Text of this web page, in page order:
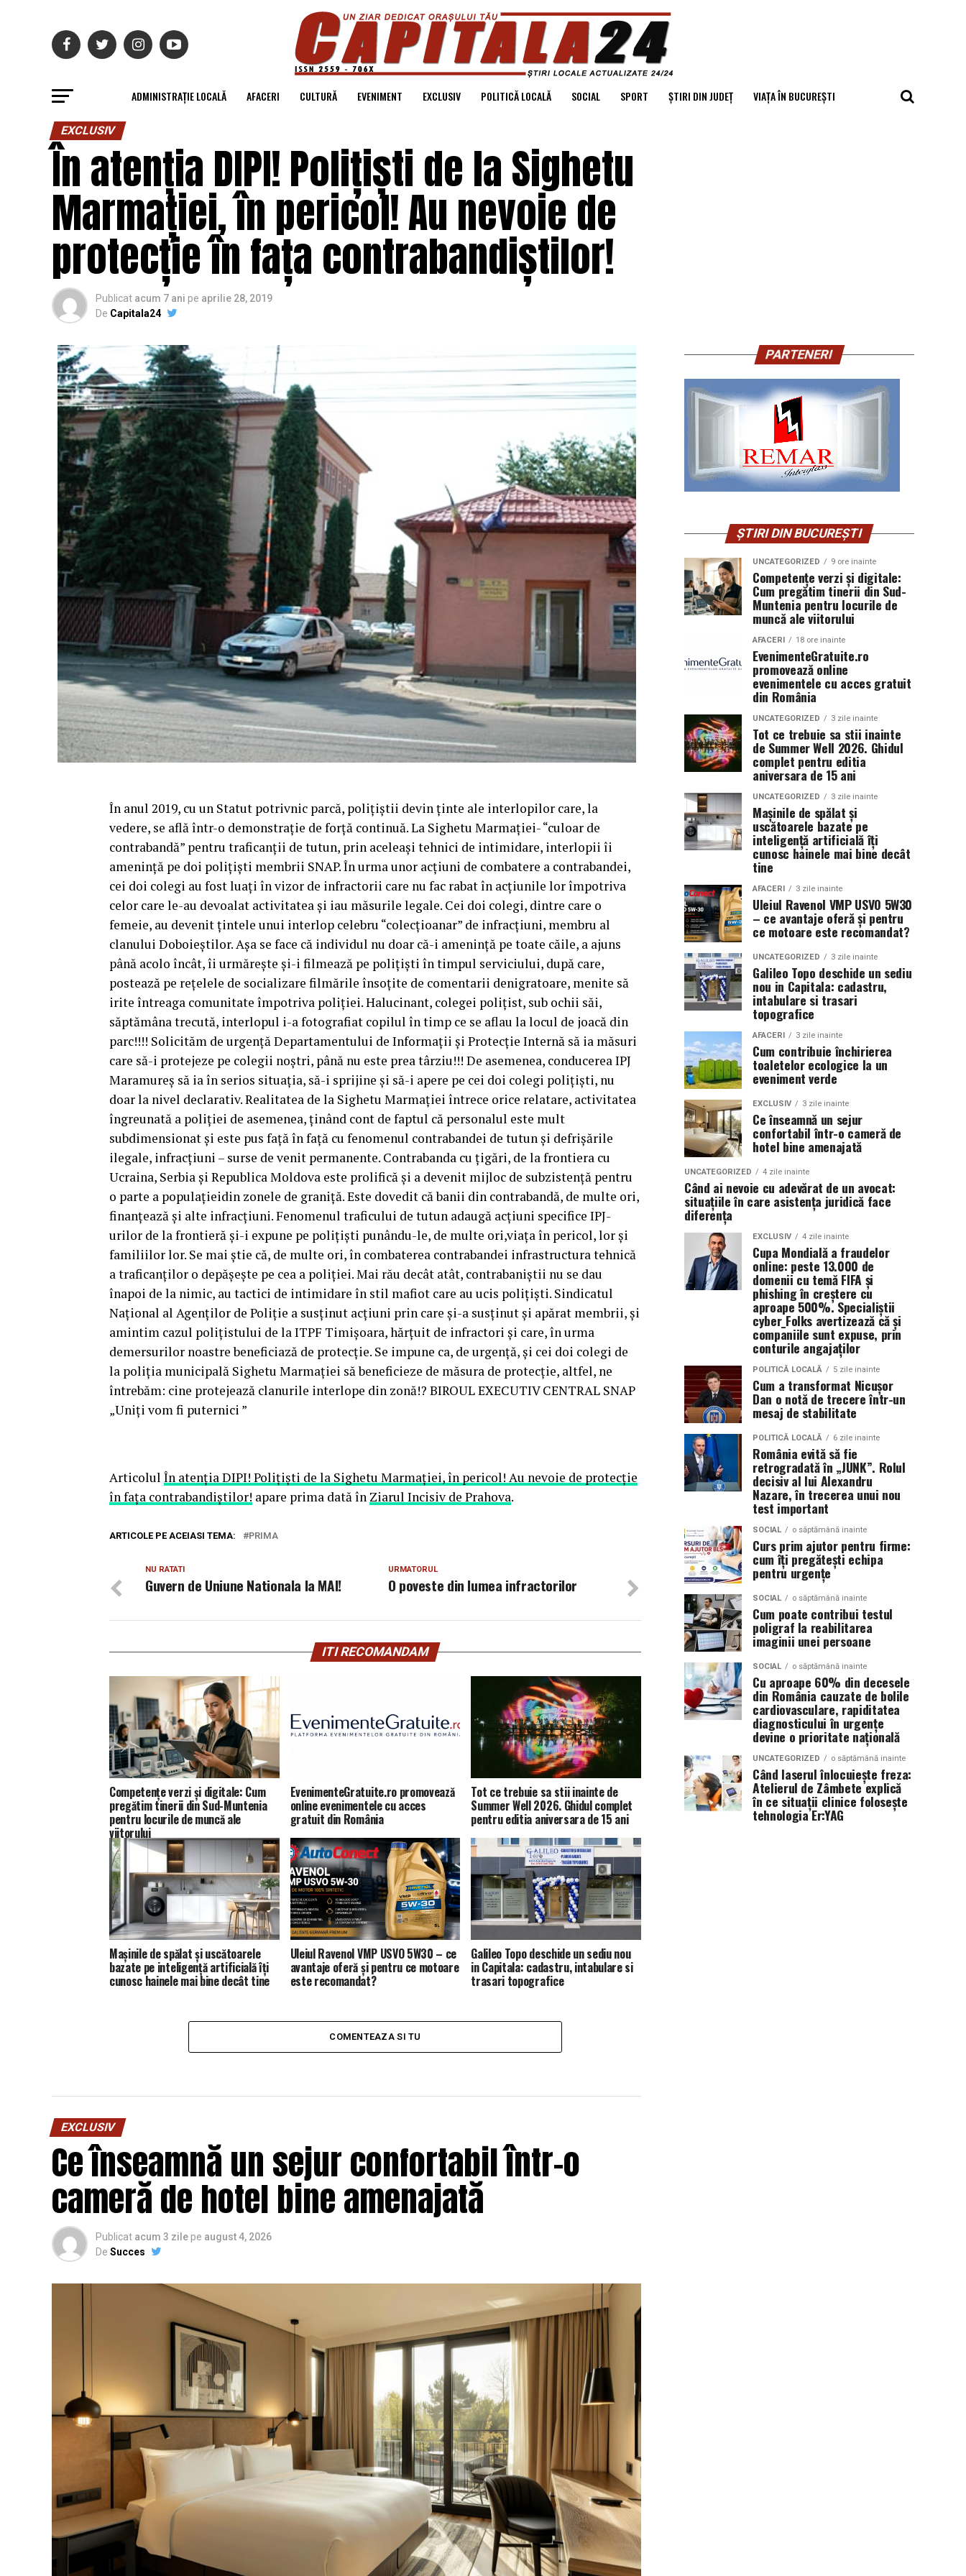
ADMINISTRAȚIE LOCALĂ AFACERI CULTURĂ EVENIMENT EXCLUSIV POLITICĂ LOCALĂ SOCIAL SPORT ȘTIRI DIN JUDEȚ VIAȚA ÎN BUCUREȘTI
EXCLUSIV
În atenția DIPI! Polițiști de la Sighetu
Marmației, în pericol! Au nevoie de
protecție în fața contrabandiștilor!
Publicat acum 7 ani pe aprilie 28, 2019
De Capitala24
În anul 2019, cu un Statut potrivnic parcă, polițiștii devin ținte ale interlopilor care, la
vedere, se află într-o demonstrație de forță continuă. La Sighetu Marmației- “culoar de
contrabandă” pentru traficanții de tutun, prin aceleași tehnici de intimidare, interlopii îi
amenință pe doi polițiști membrii SNAP. În urma unor acțiuni de combatere a contrabandei,
cei doi colegi au fost luați în vizor de infractorii care nu fac rabat în acțiunile lor împotriva
celor care le-au devoalat activitatea și iau măsurile legale. Cei doi colegi, dintre care o
femeie, au devenit țintele unui interlop celebru “colecțioanar” de infracțiuni, membru al
clanului Doboieștilor. Așa se face că individul nu doar că-i amenință pe toate căile, a ajuns
până acolo încât, îi urmărește și-i filmează pe polițiști în timpul serviciului, după care,
postează pe rețelele de socializare filmările însoțite de comentarii denigratoare, menite să
irite întreaga comunitate împotriva poliției. Halucinant, colegei polițist, sub ochii săi,
săptămâna trecută, interlopul i-a fotografiat copilul în timp ce se aflau la locul de joacă din
parc!!!! Solicităm de urgență Departamentului de Informații și Protecție Internă să ia măsuri
care să-i protejeze pe colegii noștri, până nu este prea târziu!!! De asemenea, conducerea IPJ
Maramureș să ia în serios situația, să-i sprijine și să-i apere pe cei doi colegi polițiști, nu
doar la nivel declarativ. Realitatea de la Sighetu Marmației întrece orice relatare, activitatea
îngreunată a poliției de asemenea, ținând cont de faptul că personalul este mult
subdimensionat și este pus față în față cu fenomenul contrabandei de tutun și defrișările
ilegale, infracțiuni – surse de venit permanente. Contrabanda cu țigări, de la frontiera cu
Ucraina, Serbia și Republica Moldova este prolifică și a devenit mijloc de subzistență pentru
o parte a populațieidin zonele de graniță. Este dovedit că banii din contrabandă, de multe ori,
finanțează și alte infracțiuni. Fenomenul traficului de tutun adaugă acțiuni specifice IPJ-
urilor de la frontieră și-i expune pe polițiști punându-le, de multe ori,viața în pericol, lor și
familiilor lor. Se mai știe că, de multe ori, în combaterea contrabandei infrastructura tehnică
a traficanților o depășește pe cea a poliției. Mai rău decât atât, contrabaniștii nu se dau
înapoi de la nimic, au tactici de intimidare în stil mafiot care au ucis polițiști. Sindicatul
Național al Agenților de Poliție a susținut acțiuni prin care și-a susținut și apărat membrii, și
amintim cazul polițistului de la ITPF Timișoara, hărțuit de infractori și care, în urma
demersurilor noastre beneficiază de protecție. Se impune ca, de urgență, și cei doi colegi de
la poliția municipală Sighetu Marmației să beneficieze de măsura de protecție, altfel, ne
întrebăm: cine protejează clanurile interlope din zonă!? BIROUL EXECUTIV CENTRAL SNAP
„Uniți vom fi puternici ”
Articolul În atenția DIPI! Polițiști de la Sighetu Marmației, în pericol! Au nevoie de protecție
în fața contrabandiștilor! apare prima dată în Ziarul Incisiv de Prahova.
ARTICOLE PE ACEIASI TEMA: PRIMA
URMATORUL
O poveste din lumea infractorilor
NU RATATI
Guvern de Uniune Nationala la MAI!
ITI RECOMANDAM
Competențe verzi și digitale: Cum
pregătim tinerii din Sud-Muntenia
pentru locurile de muncă ale
viitorului
EvenimenteGratuite.ro promovează
online evenimentele cu acces
gratuit din România
Tot ce trebuie sa stii inainte de
Summer Well 2026. Ghidul complet
pentru editia aniversara de 15 ani
Mașinile de spălat și uscătoarele
bazate pe inteligență artificială îți
cunosc hainele mai bine decât tine
Uleiul Ravenol VMP USVO 5W30 – ce
avantaje oferă și pentru ce motoare
este recomandat?
Galileo Topo deschide un sediu nou
in Capitala: cadastru, intabulare si
trasari topografice
COMENTEAZA SI TU
EXCLUSIV
Ce înseamnă un sejur confortabil într-o
cameră de hotel bine amenajată
Publicat acum 3 zile pe august 4, 2026
De Succes
PARTENERI
ȘTIRI DIN BUCUREȘTI
UNCATEGORIZED 9 ore inainte
Competențe verzi și digitale:
Cum pregătim tinerii din Sud-
Muntenia pentru locurile de
muncă ale viitorului
AFACERI 18 ore inainte
EvenimenteGratuite.ro
promovează online
evenimentele cu acces gratuit
din România
UNCATEGORIZED 3 zile inainte
Tot ce trebuie sa stii inainte
de Summer Well 2026. Ghidul
complet pentru editia
aniversara de 15 ani
UNCATEGORIZED 3 zile inainte
Mașinile de spălat și
uscătoarele bazate pe
inteligență artificială îți
cunosc hainele mai bine decât
tine
AFACERI 3 zile inainte
Uleiul Ravenol VMP USVO 5W30
– ce avantaje oferă și pentru
ce motoare este recomandat?
UNCATEGORIZED 3 zile inainte
Galileo Topo deschide un sediu
nou in Capitala: cadastru,
intabulare si trasari
topografice
AFACERI 3 zile inainte
Cum contribuie închirierea
toaletelor ecologice la un
eveniment verde
EXCLUSIV 3 zile inainte
Ce înseamnă un sejur
confortabil într-o cameră de
hotel bine amenajată
UNCATEGORIZED 4 zile inainte
Când ai nevoie cu adevărat de un avocat:
situațiile în care asistența juridică face
diferența
EXCLUSIV 4 zile inainte
Cupa Mondială a fraudelor
online: peste 13.000 de
domenii cu temă FIFA și
phishing în creștere cu
aproape 500%. Specialiștii
cyber_Folks avertizează că și
companiile sunt expuse, prin
conturile angajaților
POLITICĂ LOCALĂ 5 zile inainte
Cum a transformat Nicușor
Dan o notă de trecere într-un
mesaj de stabilitate
POLITICĂ LOCALĂ 6 zile inainte
România evită să fie
retrogradată în „JUNK”. Rolul
decisiv al lui Alexandru
Nazare, în trecerea unui nou
test important
SOCIAL o săptămână inainte
Curs prim ajutor pentru firme:
cum îți pregătești echipa
pentru urgențe
SOCIAL o săptămână inainte
Cum poate contribui testul
poligraf la reabilitarea
imaginii unei persoane
SOCIAL o săptămână inainte
Cu aproape 60% din decesele
din România cauzate de bolile
cardiovasculare, rapiditatea
diagnosticului în urgențe
devine o prioritate națională
UNCATEGORIZED o săptămână inainte
Când laserul înlocuiește freza:
Atelierul de Zâmbete explică
în ce situații clinice folosește
tehnologia Er:YAG